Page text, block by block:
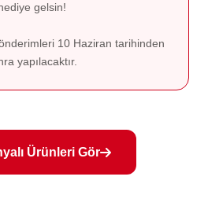
gelsin!
10 Haziran tarihinden
yapılacaktır.
Ürünleri Gör